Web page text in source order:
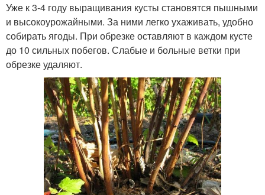
Уже к 3-4 году выращивания кусты становятся пышными
и высокоурожайными. За ними легко ухаживать, удобно
собирать ягоды. При обрезке оставляют в каждом кусте
до 10 сильных побегов. Слабые и больные ветки при
обрезке удаляют.